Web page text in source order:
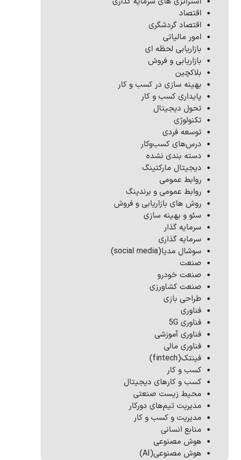
اقتصاد
اقتصاد گردشگری
امور مالیاتی
بازاریابی لحظه ای
بازاریابی و فروش
بلاکچین
بهینه سازی در کسب و کار
پایداری کسب و کار
تحول دیجیتال
تکنولوژی
توسعه فردی
درس‌های کسب‌وکار
دسته بندی نشده
دیجیتال مارکتینگ
روابط عمومی
روابط عمومی و برندینگ
روش های بازاریابی و فروش
سئو و بهینه سازی
سرمایه گذار
سرمایه گذاری
سوشال مدیا(social media)
صنعت
صنعت خودرو
صنعت کشاورزی
طراحی بازی
فناوری
فناوری 5G
فناوری آموزشی
فناوری مالی
فینتک(fintech)
کسب و کار
کسب و کارهای دیجیتال
محیط زیست صنعتی
مدیریت تیم‌های دورکار
مدیریت و کسب و کار
منابع انسانی
هوش مصنوعی
هوش مصنوعی(AI)